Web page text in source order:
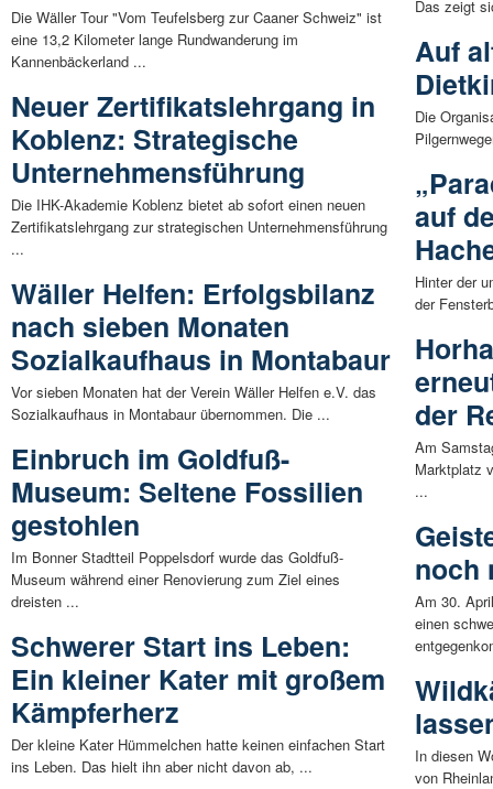
Die Wäller Tour "Vom Teufelsberg zur Caaner Schweiz" ist
eine 13,2 Kilometer lange Rundwanderung im
Kannenbäckerland ...
Neuer Zertifikatslehrgang in
Koblenz: Strategische
Unternehmensführung
Die IHK-Akademie Koblenz bietet ab sofort einen neuen
Zertifikatslehrgang zur strategischen Unternehmensführung
...
Wäller Helfen: Erfolgsbilanz
nach sieben Monaten
Sozialkaufhaus in Montabaur
Vor sieben Monaten hat der Verein Wäller Helfen e.V. das
Sozialkaufhaus in Montabaur übernommen. Die ...
Einbruch im Goldfuß-
Museum: Seltene Fossilien
gestohlen
Im Bonner Stadtteil Poppelsdorf wurde das Goldfuß-
Museum während einer Renovierung zum Ziel eines
dreisten ...
Schwerer Start ins Leben:
Ein kleiner Kater mit großem
Kämpferherz
Der kleine Kater Hümmelchen hatte keinen einfachen Start
ins Leben. Das hielt ihn aber nicht davon ab, ...
Das zeigt
Auf
Die
auf
Hinter der
der
der
Am
Marktplatz
...
noch
Am 30.
einen
In diesen
von